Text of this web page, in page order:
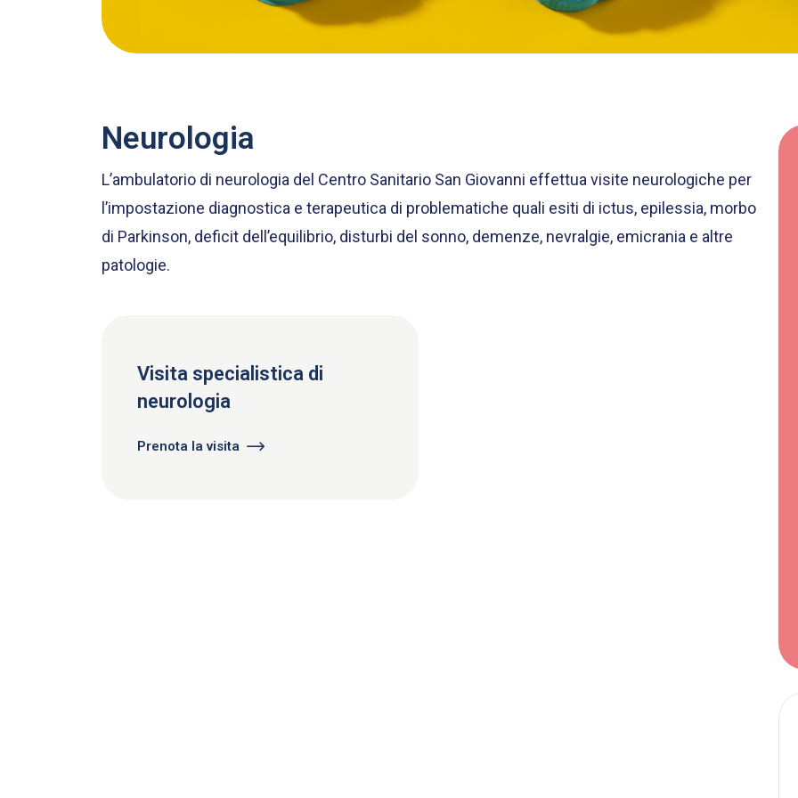
Neurologia
L’ambulatorio di neurologia del Centro Sanitario San Giovanni effettua visite neurologiche per
l’impostazione diagnostica e terapeutica di problematiche quali esiti di ictus, epilessia, morbo
di Parkinson, deficit dell’equilibrio, disturbi del sonno, demenze, nevralgie, emicrania e altre
patologie.
Visita specialistica di
neurologia
Prenota la visita